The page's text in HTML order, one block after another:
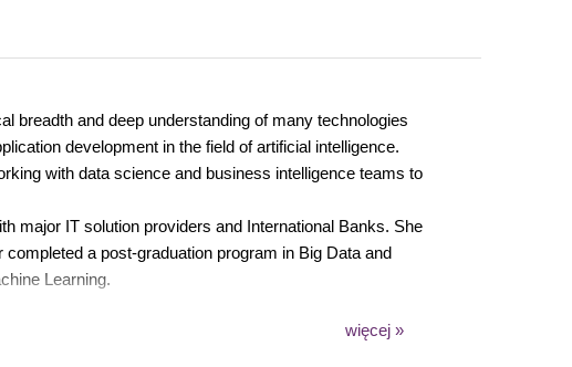
breadth and deep understanding of many technologies
development in the field of artificial intelligence.
with data science and business intelligence teams to
major IT solution providers and International Banks. She
a post-graduation program in Big Data and
Learning.
więcej »